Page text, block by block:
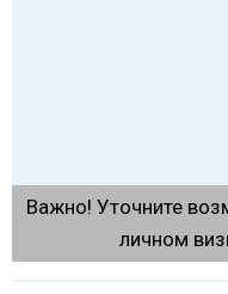
Важно! Уточните
личном